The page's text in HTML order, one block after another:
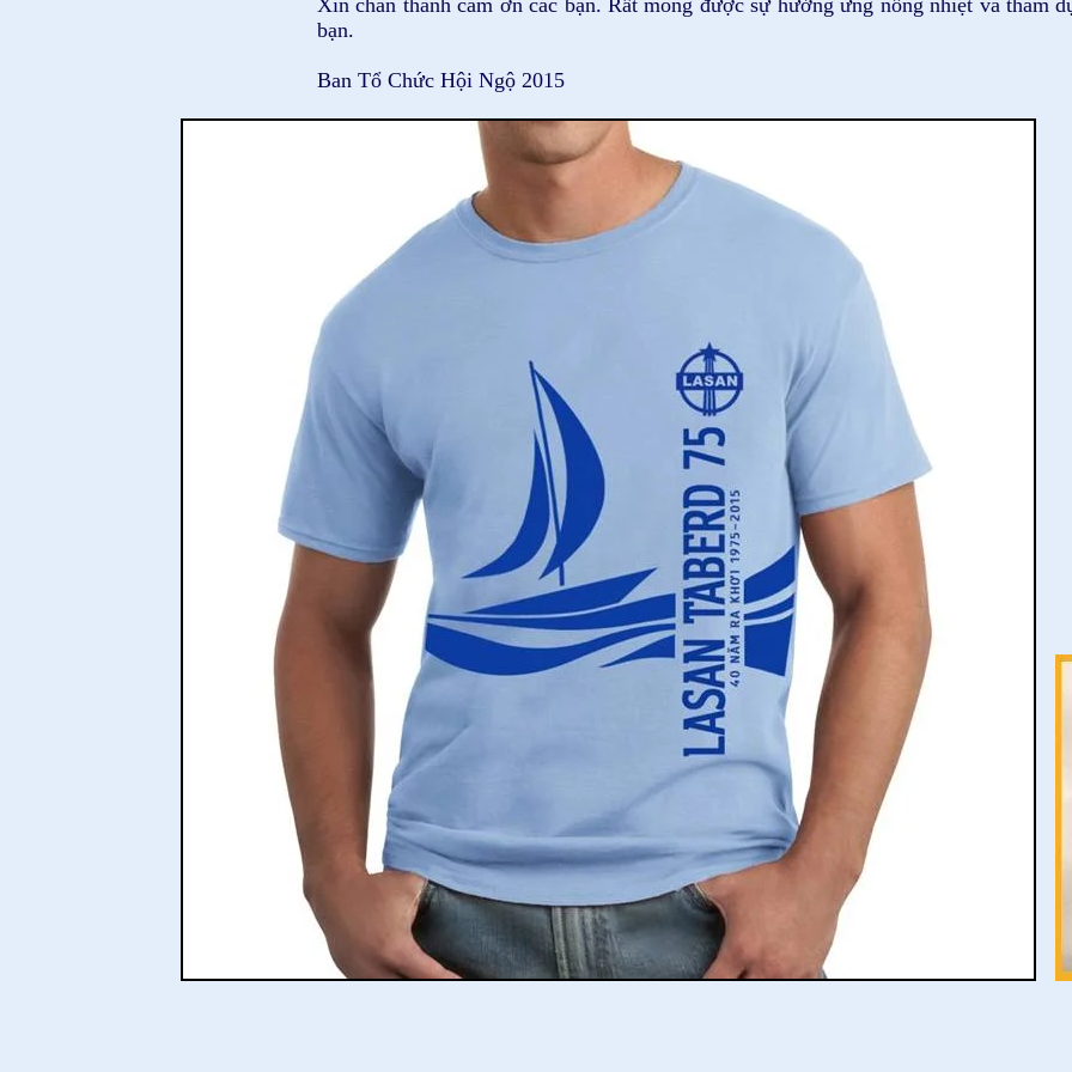
Xin chân thành cám ơn các bạn. Rất mong được sự hưởng ứng nồng nhiệt và tham
bạn.
Ban Tổ Chức Hội Ngộ 2015